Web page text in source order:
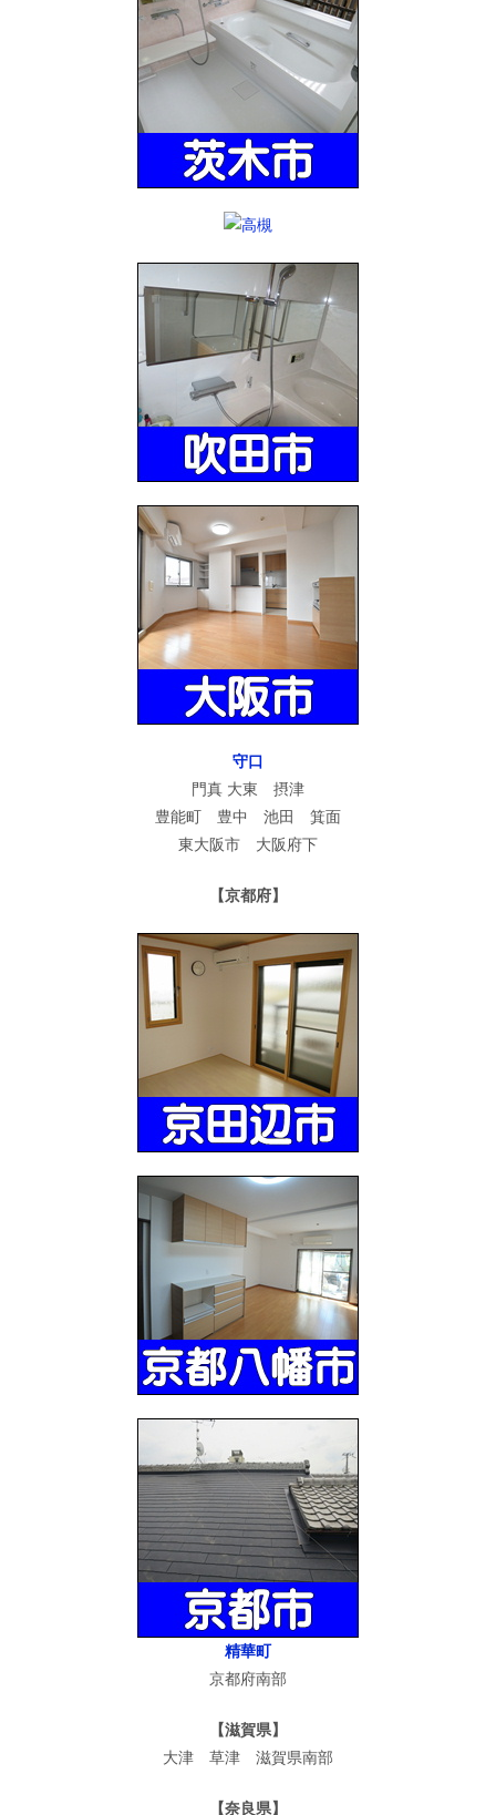
守口
門真 大東 摂津
豊能町 豊中 池田 箕面
東大阪市 大阪府下
【京都府】
精華町
京都府南部
【滋賀県】
大津 草津 滋賀県南部
【奈良県】